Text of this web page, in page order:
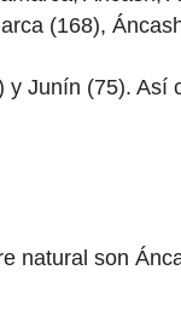
(168),
Junín (75).
son